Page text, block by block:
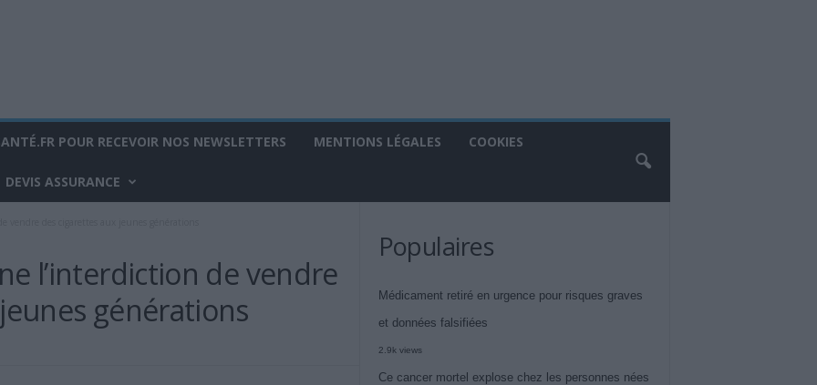
POUR RECEVOIR NOS NEWSLETTERS MENTIONS LÉGALES COOKIES
DEVIS ASSURANCE
l’interdiction de vendre
générations
Populaires
Médicament retiré en urgence pour risques graves
et données falsifiées
2.9k views
Ce cancer mortel explose chez les personnes nées